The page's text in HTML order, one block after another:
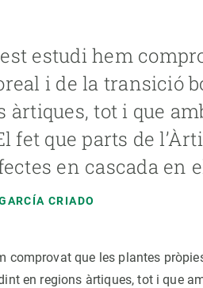
estudi hem
i de la transició
àrtiques, tot i que
fet que parts de
en cascada en
CRIADO
comprovat que les plantes
en regions àrtiques, tot i que